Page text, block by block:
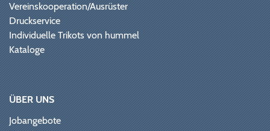
Vereinskooperation/Ausrüster
Druckservice
Individuelle Trikots von hummel
Kataloge
ÜBER UNS
Jobangebote